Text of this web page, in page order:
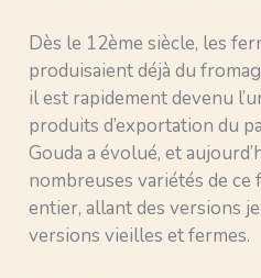
Dès le 12ème siècle, les
produisaient déjà du
il est rapidement devenu
produits d’exportation du
Gouda a évolué, et
nombreuses variétés de ce
entier, allant des versions
versions vieilles et fermes.